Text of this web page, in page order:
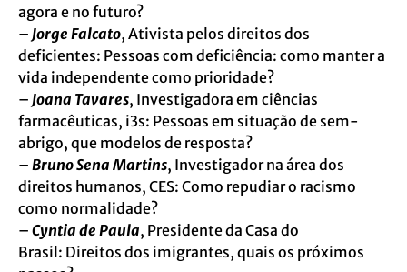
agora e no futuro?
– Jorge Falcato, Ativista pelos direitos dos
deficientes: Pessoas com deficiência: como manter a
vida independente como prioridade?
– Joana Tavares, Investigadora em ciências
farmacêuticas, i3s: Pessoas em situação de sem-
abrigo, que modelos de resposta?
– Bruno Sena Martins, Investigador na área dos
direitos humanos, CES: Como repudiar o racismo
como normalidade?
– Cyntia de Paula, Presidente da Casa do
Brasil: Direitos dos imigrantes, quais os próximos